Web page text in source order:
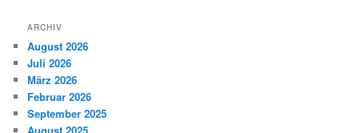
ARCHIV
August 2026
Juli 2026
März 2026
Februar 2026
September 2025